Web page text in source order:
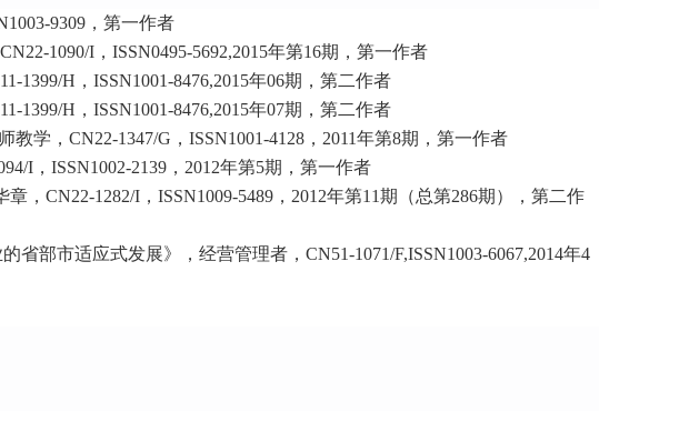
9309，第一作者
CN22-1090/I，ISSN0495-5692,2015年第16期，第一作者
1399/H，ISSN1001-8476,2015年06期，第二作者
1399/H，ISSN1001-8476,2015年07期，第二作者
教学，CN22-1347/G，ISSN1001-4128，2011年第8期，第一作者
I，ISSN1002-2139，2012年第5期，第一作者
章， CN22-1282/I，ISSN1009-5489，2012年第11期（总第286期），第二作
省部市适应式发展》，经营管理者，CN51-1071/F,ISSN1003-6067,2014年4